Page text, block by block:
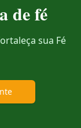
de fé
sua Fé